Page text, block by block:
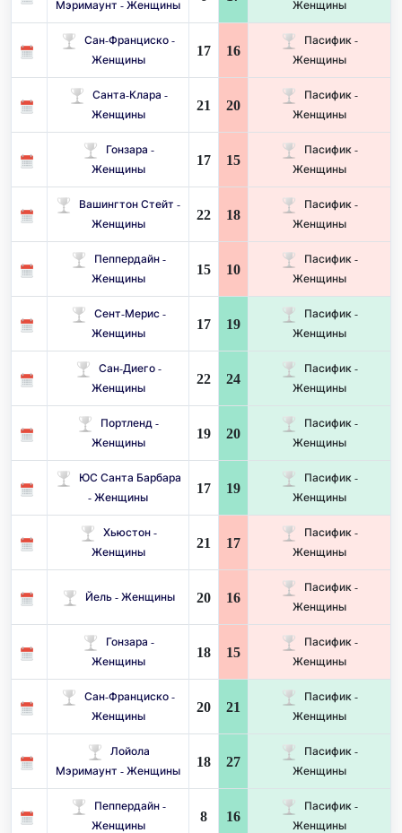
Мэримаунт - Женщины Женщины
Сан-Франциско -
Женщины
17 16
Пасифик -
Женщины
Санта-Клара -
Женщины
21 20
Пасифик -
Женщины
Гонзара -
Женщины
17 15
Пасифик -
Женщины
Вашингтон Стейт -
Женщины
22 18
Пасифик -
Женщины
Пеппердайн -
Женщины
15 10
Пасифик -
Женщины
Сент-Мерис -
Женщины
17 19
Пасифик -
Женщины
Сан-Диего -
Женщины
22 24
Пасифик -
Женщины
Портленд -
Женщины
19 20
Пасифик -
Женщины
ЮС Санта Барбара
- Женщины
17 19
Пасифик -
Женщины
Хьюстон -
Женщины
21 17
Пасифик -
Женщины
Йель - Женщины 20 16
Пасифик -
Женщины
Гонзара -
Женщины
18 15
Пасифик -
Женщины
Сан-Франциско -
Женщины
20 21
Пасифик -
Женщины
Лойола
Мэримаунт - Женщины
18 27
Пасифик -
Женщины
Пеппердайн -
Женщины
8 16
Пасифик -
Женщины